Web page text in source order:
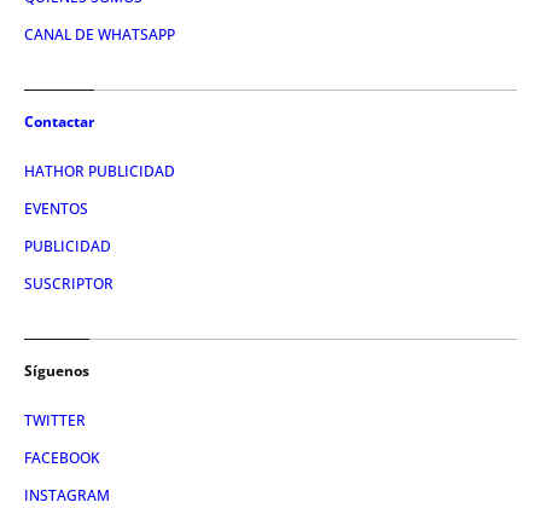
CANAL DE WHATSAPP
Contactar
HATHOR PUBLICIDAD
EVENTOS
PUBLICIDAD
SUSCRIPTOR
Síguenos
TWITTER
FACEBOOK
INSTAGRAM